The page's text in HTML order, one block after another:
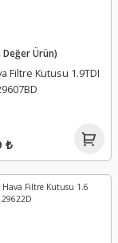
Değer Ürün)
Filtre Kutusu 1.9TDI
₺